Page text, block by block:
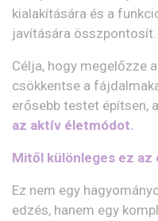
kialakítására és a
javítására összpontosít.
Célja, hogy megelőzze
csökkentse a
erősebb testet építsen,
az aktív életmódot.
Mitől különleges ez az
Ez nem egy
edzés, hanem egy